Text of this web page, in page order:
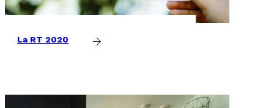
La RT 2020